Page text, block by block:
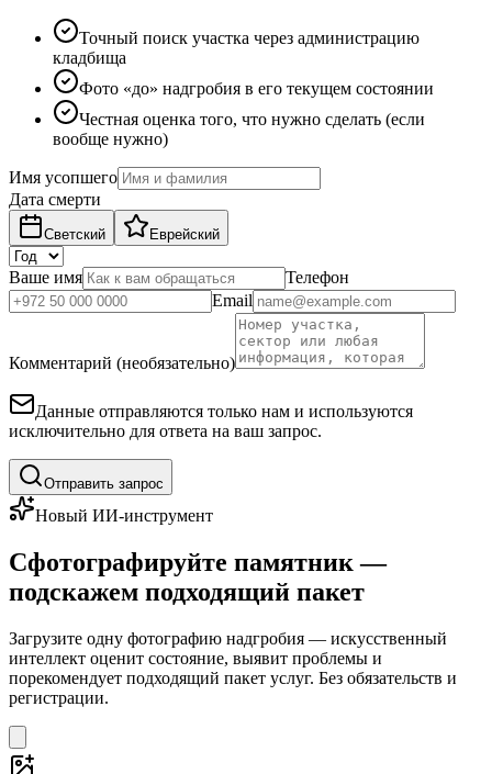
Точный поиск участка через администрацию
кладбища
Фото «до» надгробия в его текущем состоянии
Честная оценка того, что нужно сделать (если
вообще нужно)
Имя усопшего
Дата смерти
Светский Еврейский
Ваше имя
Телефон
Email
Комментарий (необязательно)
Данные отправляются только нам и используются
исключительно для ответа на ваш запрос.
Отправить запрос
Новый ИИ-инструмент
Сфотографируйте памятник —
подскажем подходящий пакет
Загрузите одну фотографию надгробия — искусственный
интеллект оценит состояние, выявит проблемы и
порекомендует подходящий пакет услуг. Без обязательств и
регистрации.